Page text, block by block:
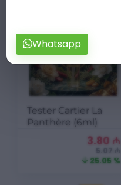
Tester Cartier La
Panthère (6ml)
3.80 ₼
5.07 ₼
25.05 %
Whatsapp